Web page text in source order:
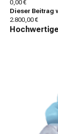
0,00 €
Dieser Beitrag
2.800,00 €